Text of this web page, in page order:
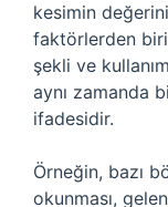
kesimin
faktörlerden biri
şekli ve
aynı zamanda
ifadesidir.
Örneğin, bazı
okunması,